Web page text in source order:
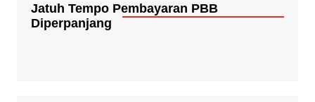
Jatuh Tempo Pembayaran PBB
Diperpanjang